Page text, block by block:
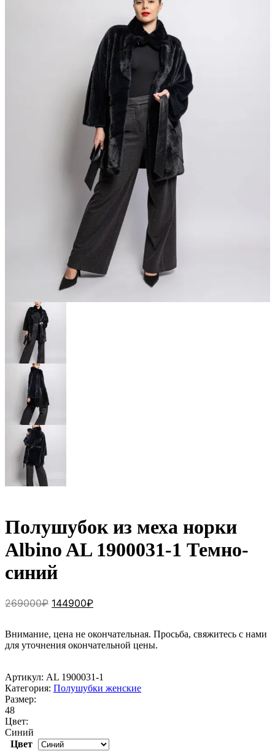
Полушубок из меха норки
Albino AL 1900031-1 Темно-
синий
269000₽ Первоначальная
269000₽.
144900₽Текущая
Внимание, цена не окончательная. Просьба, свяжитесь с нами
для уточнения окончательной цены.
Артикул: AL 1900031-1
Категория: Полушубки женские
Размер:
48
Цвет:
Синий
Цвет